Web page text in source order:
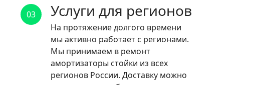
03 Услуги для регионов
На протяжение долгого времени
мы активно работает с регионами.
Мы принимаем в ремонт
амортизаторы стойки из всех
регионов России. Доставку можно